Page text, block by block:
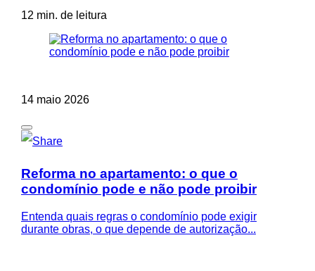
12 min. de leitura
14 maio 2026
Reforma no apartamento: o que o
condomínio pode e não pode proibir
Entenda quais regras o condomínio pode exigir
durante obras, o que depende de autorização...